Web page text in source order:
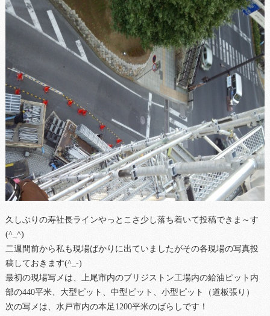
久しぶりの寿社長ラインやっとこさ少し落ち着いて投稿できま～す
(^_^)
二週間前から私も現場ばかりに出ていましたがその各現場の写真投
稿しておきます(^_-)
最初の現場写メは、上尾市内のブリジストン工場内の給油ピット内
部の440平米、大型ピット、中型ピット、小型ピット（道板張り）
次の写メは、水戸市内の本足1200平米のばらしです！